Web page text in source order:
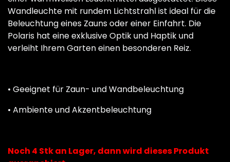
Wandleuchte mit rundem Lichtstrahl ist ideal für die
Beleuchtung eines Zauns oder einer Einfahrt. Die
Polaris hat eine exklusive Optik und Haptik und
verleiht Ihrem Garten einen besonderen Reiz.
• Geeignet für Zaun- und Wandbeleuchtung
• Ambiente und Akzentbeleuchtung
Noch 4 Stk an Lager, dann wird dieses Produkt